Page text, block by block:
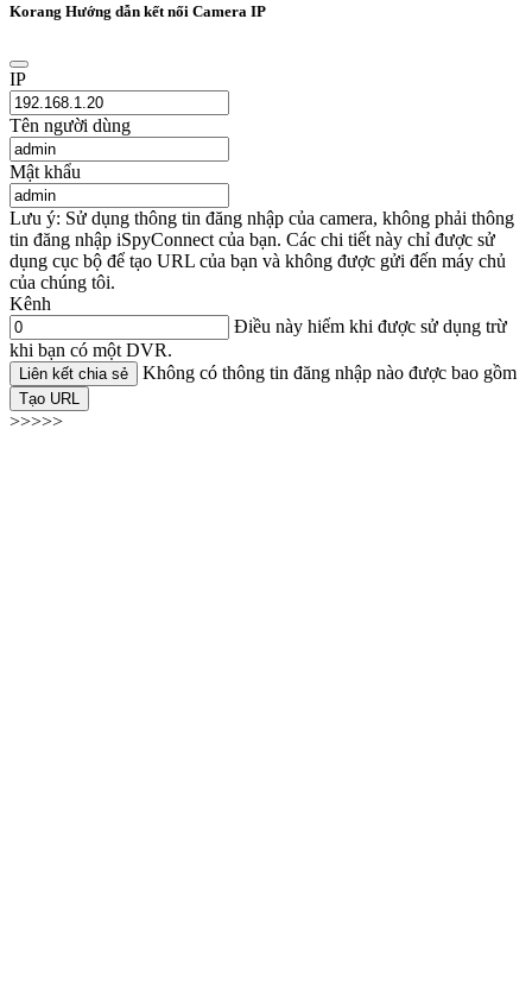
Korang Hướng dẫn kết nối Camera IP
IP
Tên người dùng
Mật khẩu
Lưu ý: Sử dụng thông tin đăng nhập của camera, không phải thông
tin đăng nhập iSpyConnect của bạn. Các chi tiết này chỉ được sử
dụng cục bộ để tạo URL của bạn và không được gửi đến máy chủ
của chúng tôi.
Kênh
Điều này hiếm khi được sử dụng trừ
khi bạn có một DVR.
Liên kết chia sẻ Không có thông tin đăng nhập nào được bao gồm
Tạo URL
>>>>>